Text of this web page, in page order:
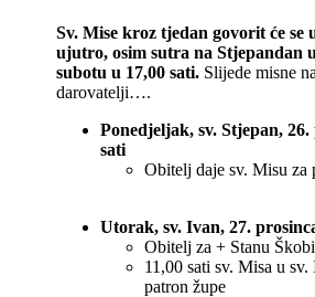
Sv. Mise kroz tjedan govorit će se
ujutro, osim sutra na Stjepandan
subotu u 17,00 sati. Slijede misne
darovatelji….
Ponedjeljak, sv. Stjepan, 26.
sati
Obitelj daje sv. Misu za
Utorak, sv. Ivan, 27.
Obitelj za + Stanu
11,00 sati sv. Misa u sv.
patron župe